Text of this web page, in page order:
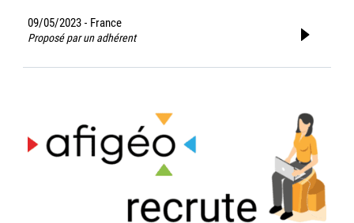
09/05/2023 - France
Proposé par un adhérent